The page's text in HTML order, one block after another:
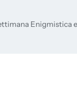
Enigmistica